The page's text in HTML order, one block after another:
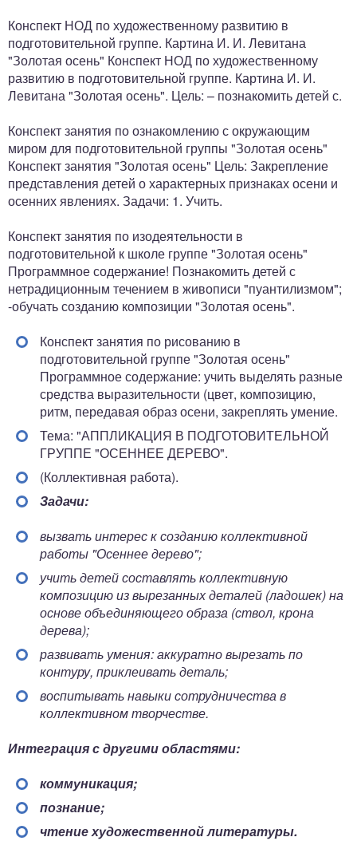
Конспект НОД по художественному развитию в
подготовительной группе. Картина И. И. Левитана
"Золотая осень" Конспект НОД по художественному
развитию в подготовительной группе. Картина И. И.
Левитана "Золотая осень". Цель: – познакомить детей с.
Конспект занятия по ознакомлению с окружающим
миром для подготовительной группы "Золотая осень"
Конспект занятия "Золотая осень" Цель: Закрепление
представления детей о характерных признаках осени и
осенних явлениях. Задачи: 1. Учить.
Конспект занятия по изодеятельности в
подготовительной к школе группе "Золотая осень"
Программное содержание! Познакомить детей с
нетрадиционным течением в живописи "пуантилизмом";
-обучать созданию композиции "Золотая осень".
Конспект занятия по рисованию в
подготовительной группе "Золотая осень"
Программное содержание: учить выделять разные
средства выразительности (цвет, композицию,
ритм, передавая образ осени, закреплять умение.
Тема: "АППЛИКАЦИЯ В ПОДГОТОВИТЕЛЬНОЙ
ГРУППЕ "ОСЕННЕЕ ДЕРЕВО".
(Коллективная работа).
Задачи:
вызвать интерес к созданию коллективной
работы "Осеннее дерево";
учить детей составлять коллективную
композицию из вырезанных деталей (ладошек) на
основе объединяющего образа (ствол, крона
дерева);
развивать умения: аккуратно вырезать по
контуру, приклеивать деталь;
воспитывать навыки сотрудничества в
коллективном творчестве.
Интеграция с другими областями:
коммуникация;
познание;
чтение художественной литературы.